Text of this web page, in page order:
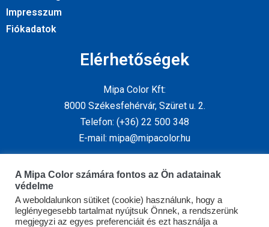
Impresszum
Fiókadatok
Elérhetőségek
Mipa Color Kft:
8000 Székesfehérvár, Szüret u. 2.
Telefon: (+36) 22 500 348
E-mail: mipa@mipacolor.hu
Kövess minket
A Mipa Color számára fontos az Ön adatainak
védelme
A weboldalunkon sütiket (cookie) használunk, hogy a
leglényegesebb tartalmat nyújtsuk Önnek, a rendszerünk
megjegyzi az egyes preferenciáit és ezt használja a